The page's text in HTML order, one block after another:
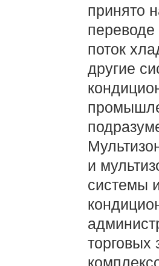
принято
поток
другие
и
системы
торговых